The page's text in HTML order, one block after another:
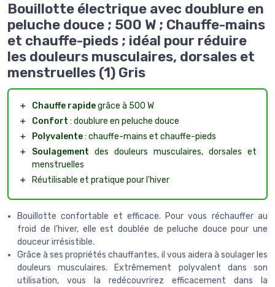
Bouillotte électrique avec doublure en
peluche douce ; 500 W ; Chauffe-mains
et chauffe-pieds ; idéal pour réduire
les douleurs musculaires, dorsales et
menstruelles (1) Gris
＋ Chauffe rapidegrâce à 500 W
＋
Confort : doublure en peluche douce
＋
Polyvalente: chauffe-mains et chauffe-pieds
＋
Soulagement des douleurs musculaires, dorsales et
menstruelles
＋ Réutilisable et pratique pour l'hiver
Bouillotte confortable et efficace. Pour vous réchauffer au
froid de l'hiver, elle est doublée de peluche douce pour une
douceur irrésistible.
Grâce à ses propriétés chauffantes, il vous aidera à soulager les
douleurs musculaires. Extrêmement polyvalent dans son
utilisation, vous la redécouvrirez efficacement dans la